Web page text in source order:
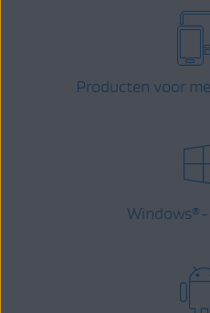
Producten voor
Windows®